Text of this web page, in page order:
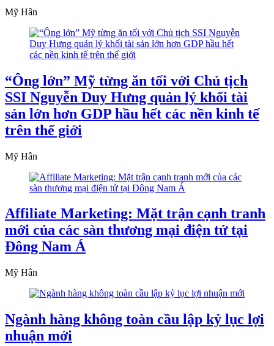
Mỹ Hân
“Ông lớn” Mỹ từng ăn tối với Chủ tịch
SSI Nguyễn Duy Hưng quản lý khối tài
sản lớn hơn GDP hầu hết các nền kinh tế
trên thế giới
Mỹ Hân
Affiliate Marketing: Mặt trận cạnh tranh
mới của các sàn thương mại điện tử tại
Đông Nam Á
Mỹ Hân
Ngành hàng không toàn cầu lập kỷ lục lợi
nhuận mới